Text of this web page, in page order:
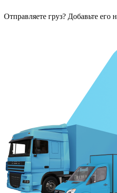
Отправляете груз? Добавьте его